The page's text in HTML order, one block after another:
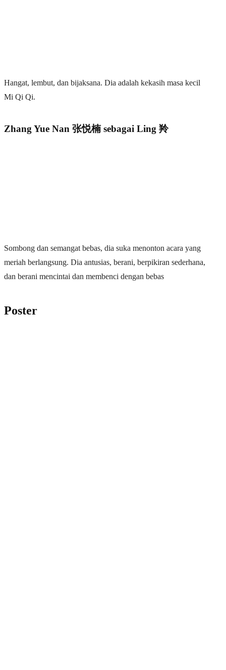
Hangat, lembut, dan bijaksana. Dia adalah kekasih masa kecil
Mi Qi Qi.
Zhang Yue Nan 张悦楠 sebagai Ling 羚
Sombong dan semangat bebas, dia suka menonton acara yang
meriah berlangsung. Dia antusias, berani, berpikiran sederhana,
dan berani mencintai dan membenci dengan bebas
Poster